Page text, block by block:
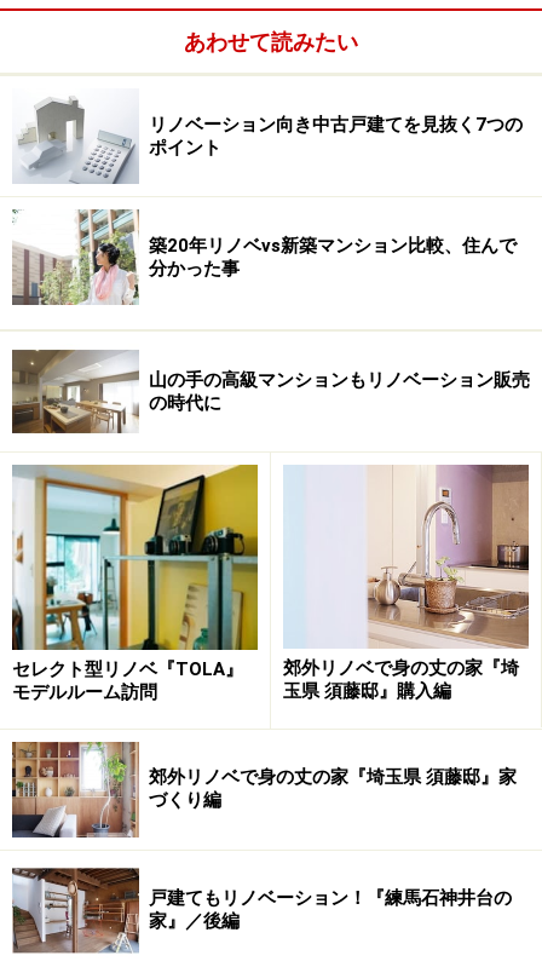
元は築37年の木造アパート
こちらは元の物件の外装。建物の老朽化が進んでおり、建
替えも検討されていた。
この物件、元は築37年の『フロなし木造2階建てアパー
ト』。一棟まるごとのリノベーションによって、真っ白
の壁が目を引く、パリのアパルトマン風賃貸物件へと生
まれ変わりました。
小田急線豪徳寺駅から徒歩1分。駅前の商店街を抜ける
とすぐの場所に位置し、周辺エリアには緑の多い閑静な
住宅街が広がっています。昔ながらの商店街や家並みの
なかに路面電車が走る、のんびりとした風景がありなが
ら、下北沢へ5分、三軒茶屋へ13分、渋谷まで15分と周
辺都市へのアクセスも便利な立地です。
建物の老朽化が進んでいたため、建て替えも検討されま
したが、既存の建物面積を維持し、戸数を守るために、
構造補強を施しながら一棟をまるごとリノベーションす
ることに。既存の建物の形状と配置はそのまま、内装と
あわせて読みたい
リノベーション向き中古戸建てを見抜く7つの
ポイント
築20年リノベvs新築マンション比較、住んで
分かった事
山の手の高級マンションもリノベーション販売
の時代に
セレクト型リノベ『TOLA』
モデルルーム訪問
郊外リノベで身の丈の家『埼
玉県 須藤邸』購入編
郊外リノベで身の丈の家『埼玉県 須藤邸』家
づくり編
戸建てもリノベーション！『練馬石神井台の
家』／後編